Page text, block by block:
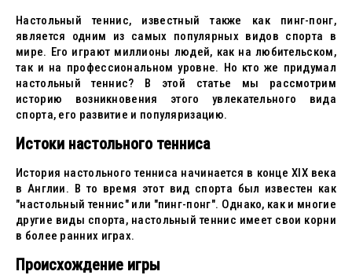
Настольный теннис, известный также как пинг-понг,
является одним из самых популярных видов спорта в
мире. Его играют миллионы людей, как на любительском,
так и на профессиональном уровне. Но кто же придумал
настольный теннис? В этой статье мы рассмотрим
историю возникновения этого увлекательного вида
спорта, его развитие и популяризацию.
Истоки настольного тенниса
История настольного тенниса начинается в конце XIX века
в Англии. В то время этот вид спорта был известен как
"настольный теннис" или "пинг-понг". Однако, как и многие
другие виды спорта, настольный теннис имеет свои корни
в более ранних играх.
Происхождение игры